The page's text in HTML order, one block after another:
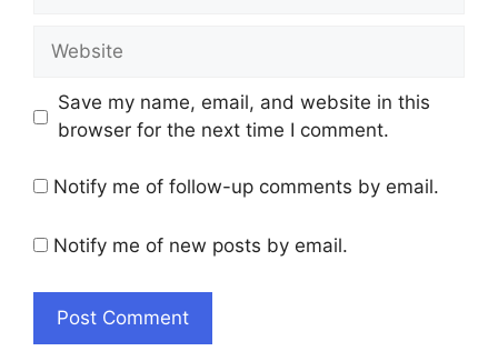
Website
Save my name, email, and website in this
browser for the next time I comment.
Notify me of follow-up comments by email.
Notify me of new posts by email.